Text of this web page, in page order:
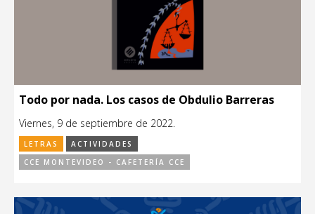
Todo por nada. Los casos de Obdulio Barreras
Viernes, 9 de septiembre de 2022.
LETRAS
ACTIVIDADES
CCE MONTEVIDEO - CAFETERÍA CCE